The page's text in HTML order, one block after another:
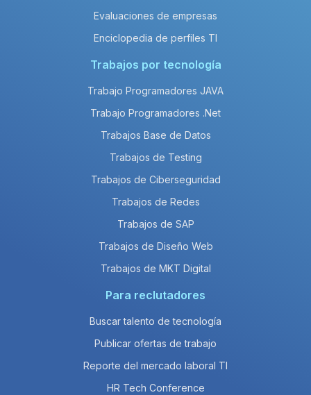
Evaluaciones de empresas
Enciclopedia de perfiles TI
Trabajos por tecnología
Trabajo Programadores JAVA
Trabajo Programadores .Net
Trabajos Base de Datos
Trabajos de Testing
Trabajos de Ciberseguridad
Trabajos de Redes
Trabajos de SAP
Trabajos de Diseño Web
Trabajos de MKT Digital
Para reclutadores
Buscar talento de tecnología
Publicar ofertas de trabajo
Reporte del mercado laboral TI
HR Tech Conference